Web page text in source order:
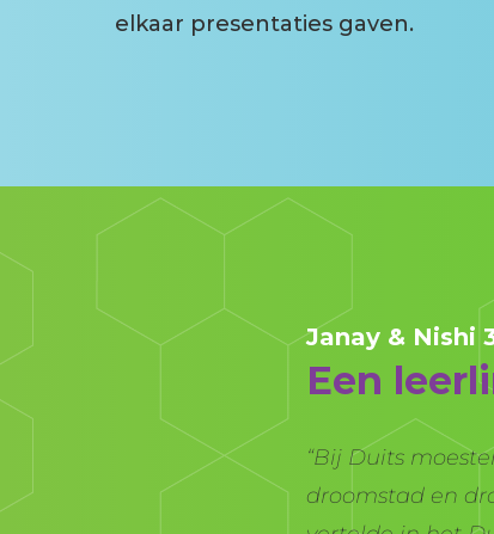
elkaar presentaties gaven.
Janay & Nishi
Een
“Bij Duits
droomstad en